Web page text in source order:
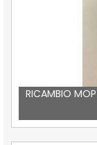
RICAMBIO